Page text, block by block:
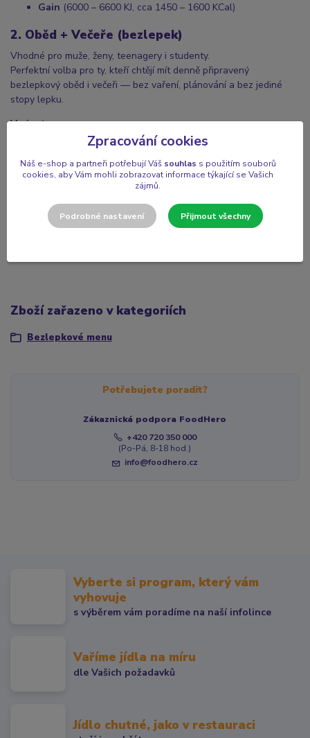
Gain (6000 – 6600 KJ, cca 1450 – 1600 KCal)
2. Oběd + Večeře (bezlepek)
Vhodné pro muže, ženy, teenagery i studenty.
Perfektní volba pro ty, kteří chtějí mít denně připravený
bezlepkový oběd i večeři — bez vaření, plánování a bez jediné
stopy lepku.
Varianty:
(3900 – 4550 KJ, cca 950 – 1100 KCal)
Classic(5200 – 5850 KJ, cca 1250 – 1400 KCal)
Gain(6500 – 7150 KJ, cca 1550 – 1700 KCal)
Počet dní:
Lze objednat na5, 10, 20 nebo 60 dní, vždy s možností výběru
Zboží zařazeno v kategoriích
Bezlepkové menu
Potřebujete poradit?
Zákaznická podpora FoodHero
+420 720 350 000
(Po-Pá, 8-18 hod.)
info@foodhero.cz
Vyberte si program, který vám
vyhovuje
s výběrem vám poradíme na naší infolince
Vaříme jídla na míru
dle Vašich požadavků
Jídlo chutné, jako v restauraci
Zpracování cookies
Náš e-shop a partneři potřebují Váš souhlas s použitím souborů
cookies, aby Vám mohli zobrazovat informace týkající se Vašich
zájmů.
Podrobné nastavení Přijmout všechny